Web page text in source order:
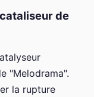
de
"Melodrama".
la rupture